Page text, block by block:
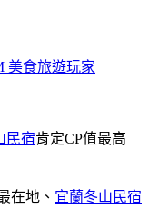
美食旅遊玩家
民宿肯定CP值最高
在地、 宜蘭冬山民宿